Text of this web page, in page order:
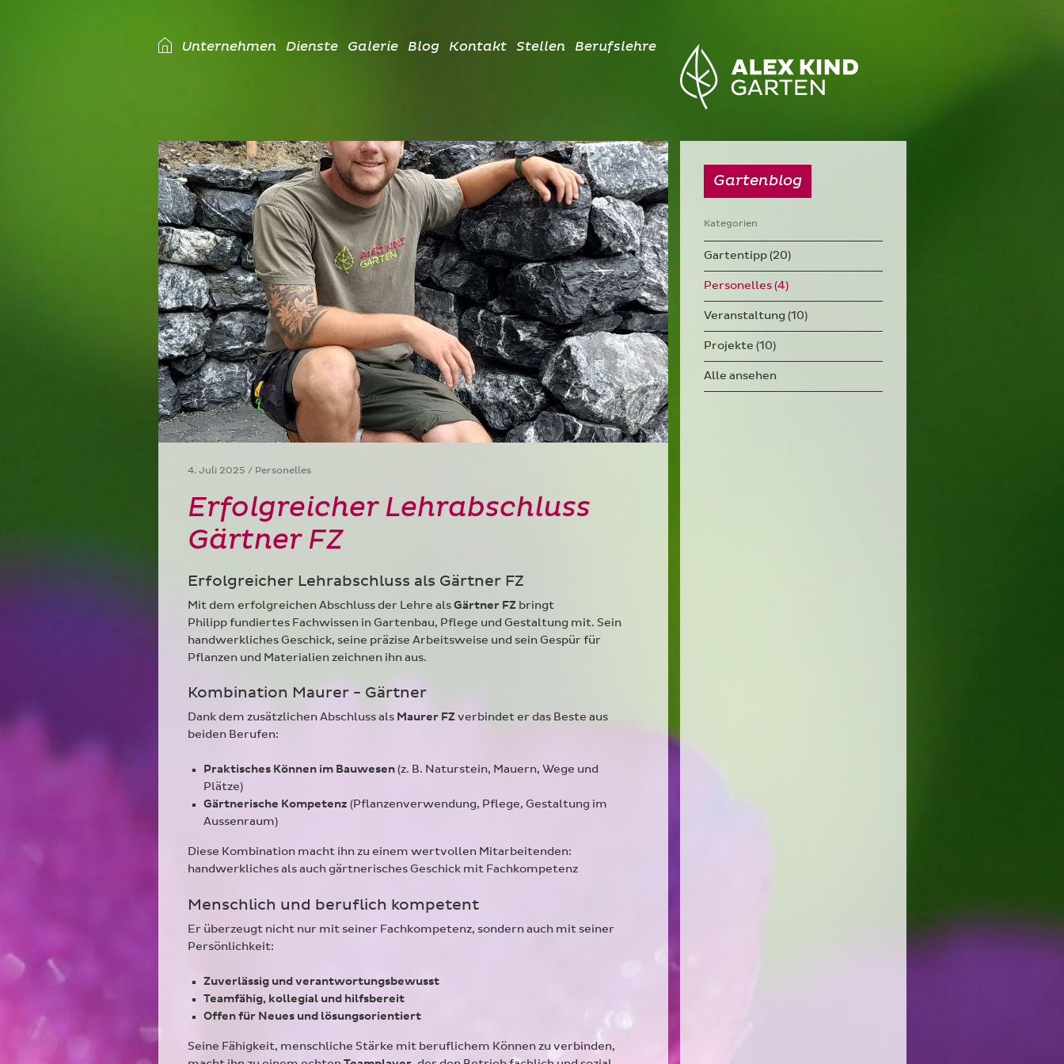
Unternehmen Dienste Galerie Blog Kontakt Stellen Berufslehre
4. Juli 2025 / Personelles
Erfolgreicher Lehrabschluss
Gärtner FZ
Erfolgreicher Lehrabschluss als Gärtner FZ
Mit dem erfolgreichen Abschluss der Lehre als Gärtner FZbringt
Philipp fundiertes Fachwissen in Gartenbau, Pflege und Gestaltung mit. Sein
handwerkliches Geschick, seine präzise Arbeitsweise und sein Gespür für
Pflanzen und Materialien zeichnen ihn aus.
Kombination Maurer - Gärtner
Dank dem zusätzlichen Abschluss als Maurer FZverbindet er das Beste aus
beiden Berufen:
Praktisches Können im Bauwesen(z. B. Naturstein, Mauern, Wege und
Plätze)
Gärtnerische Kompetenz (Pflanzenverwendung, Pflege, Gestaltung im
Aussenraum)
Diese Kombination macht ihn zu einem wertvollen Mitarbeitenden:
handwerkliches als auch gärtnerisches Geschick mit Fachkompetenz
Menschlich und beruflich kompetent
Er überzeugt nicht nur mit seiner Fachkompetenz, sondern auch mit seiner
Persönlichkeit:
Zuverlässig und verantwortungsbewusst
Teamfähig, kollegial und hilfsbereit
Offen für Neues und lösungsorientiert
Seine Fähigkeit, menschliche Stärke mit beruflichem Können zu verbinden,
Gartenblog
Kategorien
Gartentipp (20)
Personelles (4)
Veranstaltung (10)
Projekte (10)
Alle ansehen